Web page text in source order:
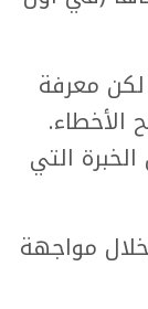
لكن معرفة
الأخطاء.
التي
مواجهة